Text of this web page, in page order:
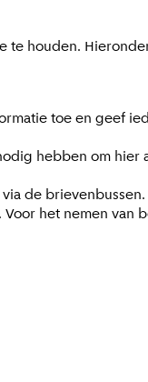
te houden.
toe en geef
hebben om hier
de brievenbussen.
het nemen